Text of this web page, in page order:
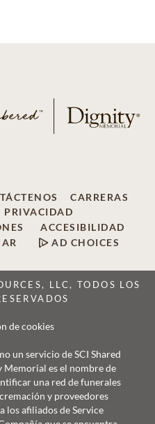
CARRERAS
PRIVACIDAD
ACCESIBILIDAD
AD CHOICES
LLC, TODOS LOS
de cookies
un servicio de SCI Shared
Memorial es el nombre de
una red de funerales
y proveedores
los afiliados de Service